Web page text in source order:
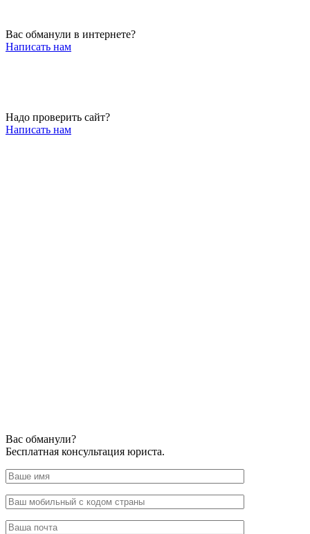
Вас обманули в интернете?
Написать нам
Надо проверить сайт?
Написать нам
Вас обманули?
Бесплатная консультация юриста.